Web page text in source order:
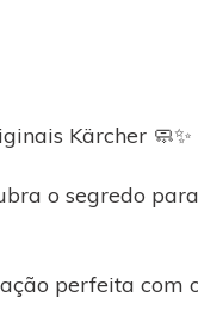
Kärcher 🧼✨
o segredo
perfeita